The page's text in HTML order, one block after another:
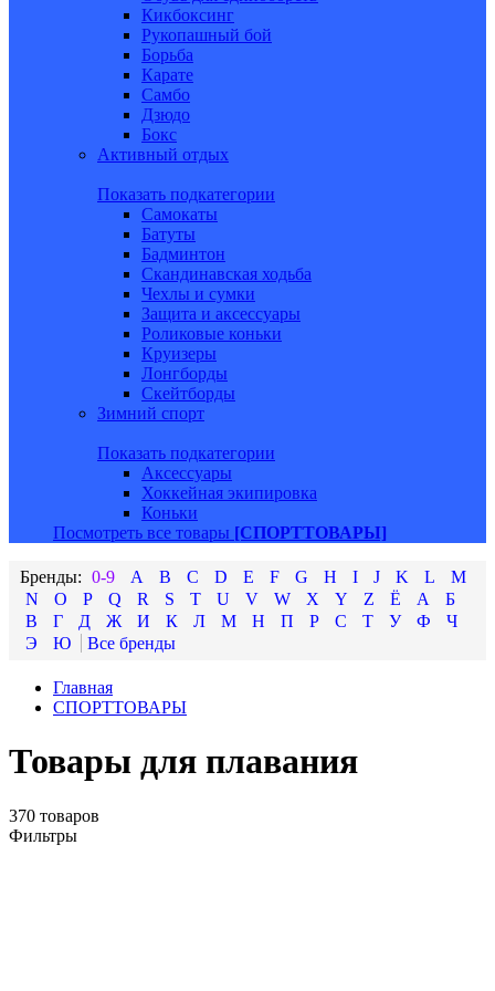
Кикбоксинг
Рукопашный бой
Борьба
Карате
Самбо
Дзюдо
Бокс
Активный отдых
Показать подкатегории
Самокаты
Батуты
Бадминтон
Скандинавская ходьба
Чехлы и сумки
Защита и аксессуары
Роликовые коньки
Круизеры
Лонгборды
Скейтборды
Зимний спорт
Показать подкатегории
Аксессуары
Хоккейная экипировка
Коньки
Посмотреть все товары [СПОРТТОВАРЫ]
0-9 A B C D E F G H I J K L
M
N
O P Q R S T U V W X Y Z Ё А
Б
В
Г Д Ж И К Л М Н П Р С Т У Ф
Ч
Э
Ю
Главная
СПОРТТОВАРЫ
Товары для плавания
370 товаров
Фильтры